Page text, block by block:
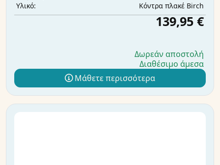
Υλικό:
Κόντρα πλακέ Birch
139,95 €
Δωρεάν αποστολή
Διαθέσιμο άμεσα
Μάθετε περισσότερα